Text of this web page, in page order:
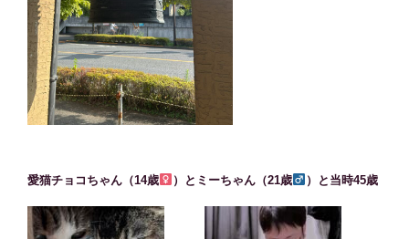
愛猫チョコちゃん（14歳 ）とミーちゃん（21歳 ）と当時45歳